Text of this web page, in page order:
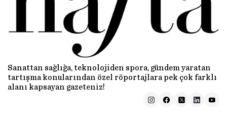
Sanattan sağlığa, teknolojiden spora, gündem yaratan
tartışma konularından özel röportajlara pek çok farklı
alanı kapsayan gazeteniz!